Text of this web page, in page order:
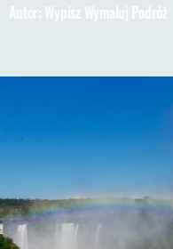
Autor: Wypisz Wymaluj Podróż